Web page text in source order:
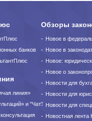
банков
Обзоры
Новое в
Новое в
Новое:
Новое о
Новости для
Новости для
Новости для
Новостная лента
линия»
и "Чат"